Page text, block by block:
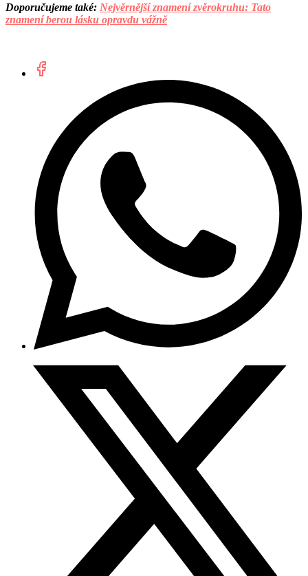
Doporučujeme také: Nejvěrnější znamení zvěrokruhu: Tato
znamení berou lásku opravdu vážně